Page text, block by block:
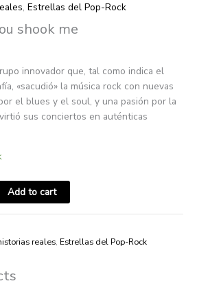
, Estrellas del Pop-Rock
shook me
innovador que, tal como indica el
«sacudió» la música rock con nuevas
el blues y el soul, y una pasión por la
sus conciertos en auténticas
Add to cart
reales, Estrellas del Pop-Rock